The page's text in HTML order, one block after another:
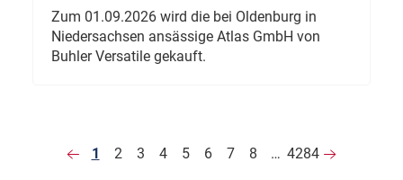
Zum 01.09.2026 wird die bei Oldenburg in
Niedersachsen ansässige Atlas GmbH von
Buhler Versatile gekauft.
1 2 3 4 5 6 7 8 … 4284